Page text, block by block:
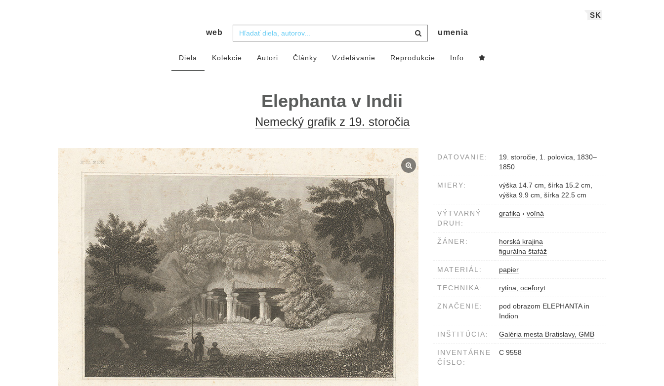
SK
web umenia
Diela Kolekcie Autori Články Vzdelávanie Reprodukcie Info
Elephanta v Indii
Nemecký grafik z 19. storočia
DATOVANIE:
19. storočie, 1. polovica, 1830–
1850
MIERY:
výška 14.7 cm, šírka 15.2 cm,
výška 9.9 cm, šírka 22.5 cm
VÝTVARNÝ
DRUH:
grafika › voľná
ŽÁNER:
horská krajina
figurálna štafáž
MATERIÁL: papier
TECHNIKA: rytina, oceľoryt
ZNAČENIE:
pod obrazom ELEPHANTA in
Indion
INŠTITÚCIA: Galéria mesta Bratislavy, GMB
INVENTÁRNE
ČÍSLO:
C 9558